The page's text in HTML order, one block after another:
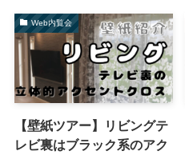
Web内覧会
【壁紙ツアー】リビングテ
レビ裏はブラック系のアク